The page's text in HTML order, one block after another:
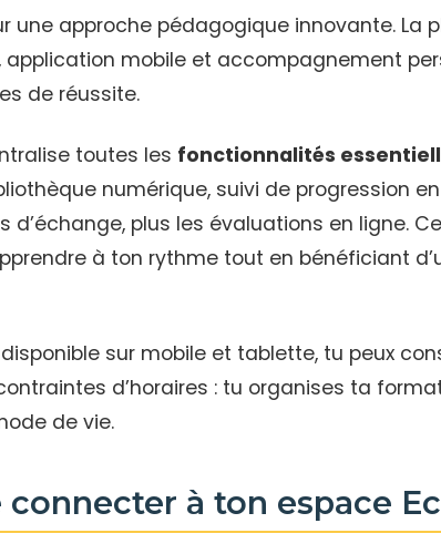
une approche pédagogique innovante. La
application mobile et accompagnement
de réussite.
toutes les fonctionnalités
numérique, suivi de progression
d’échange, plus les évaluations en ligne.
à ton rythme tout en bénéficiant
sur mobile et tablette, tu peux
d’horaires : tu organises ta
de vie.
à ton espace